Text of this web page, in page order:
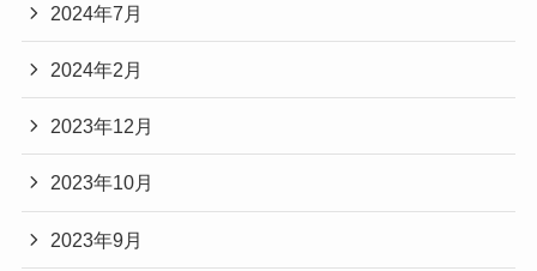
2024年7月
2024年2月
2023年12月
2023年10月
2023年9月